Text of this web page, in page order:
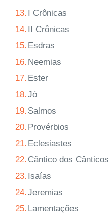
13. I Crônicas
14. II Crônicas
15. Esdras
16. Neemias
17. Ester
18.Jó
19. Salmos
20. Provérbios
21. Eclesiastes
22. Cântico dos Cânticos
23. Isaías
24.Jeremias
25. Lamentações